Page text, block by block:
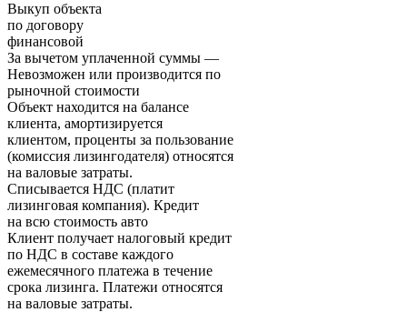
Выкуп объекта
по договору
финансовой
За вычетом уплаченной суммы —
Невозможен или производится по
рыночной стоимости
Объект находится на балансе
клиента, амортизируется
клиентом, проценты за пользование
(комиссия лизингодателя) относятся
на валовые затраты.
Списывается НДС (платит
лизинговая компания). Кредит
на всю стоимость авто
Клиент получает налоговый кредит
по НДС в составе каждого
ежемесячного платежа в течение
срока лизинга. Платежи относятся
на валовые затраты.